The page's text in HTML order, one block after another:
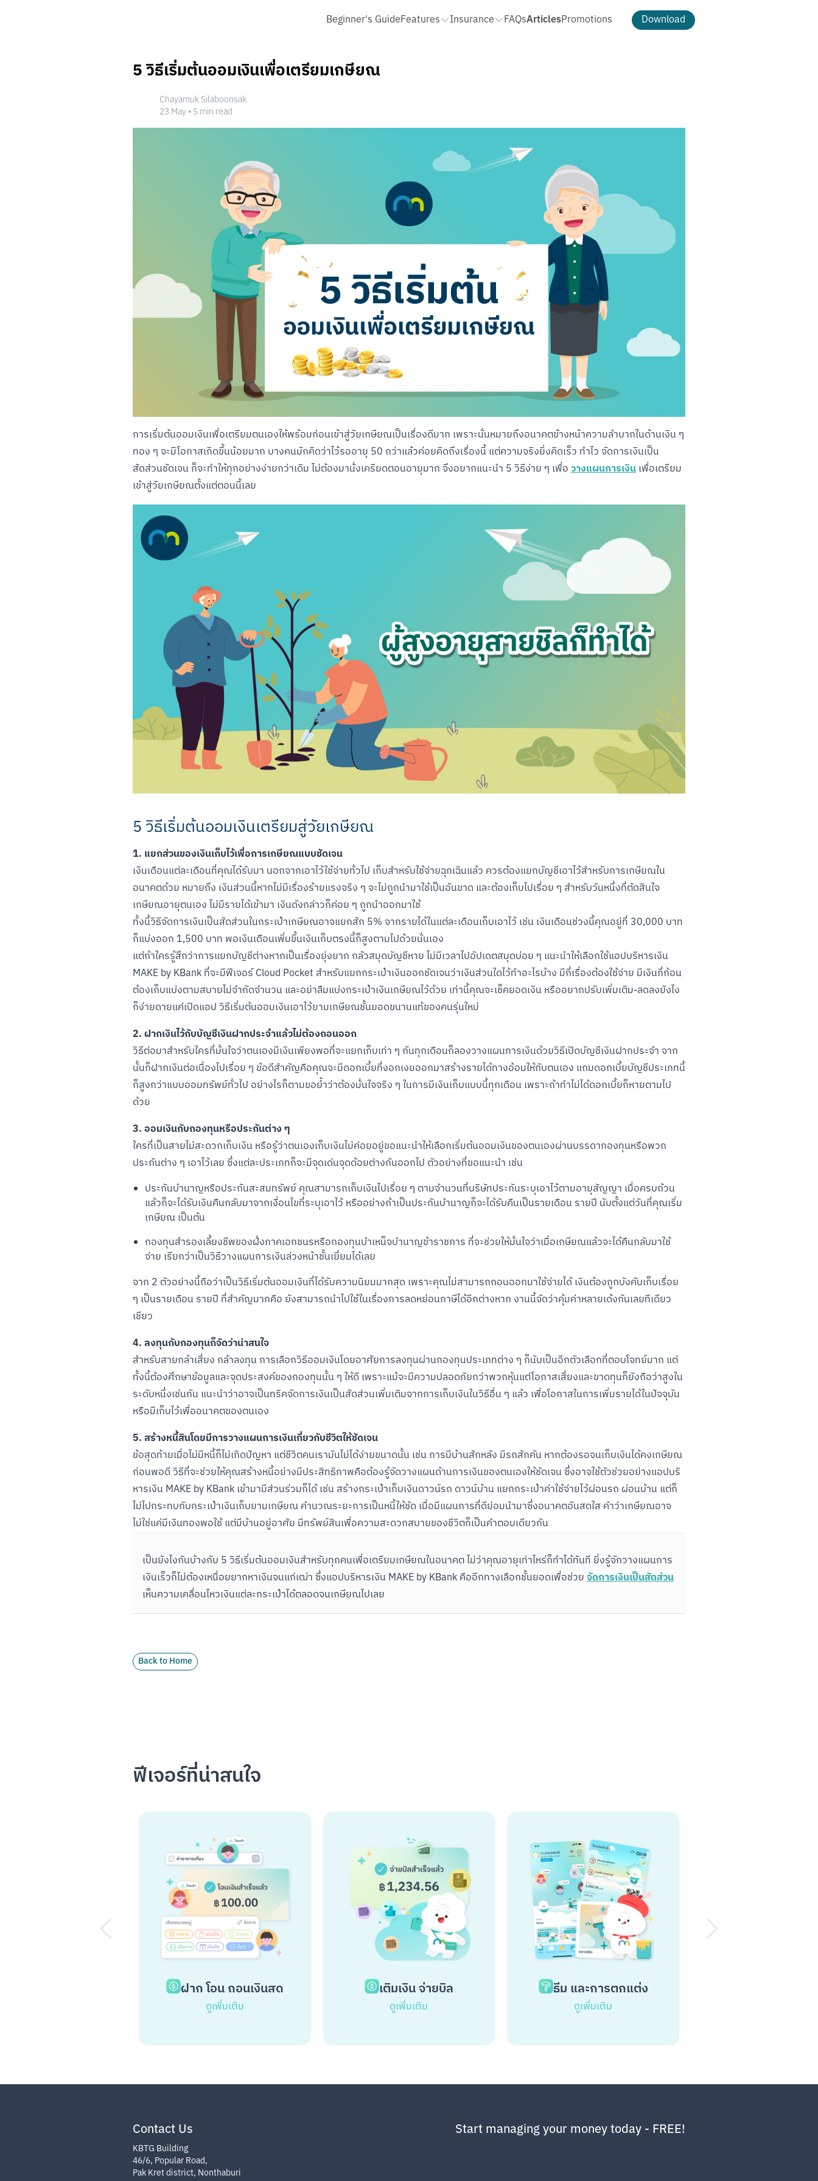
Beginner's GuideFeatures
CLOUD POCKET
วิธีสร้าง Cloud Pocket
วิธีการจัดลำดับ
วิธีการย้ายเงินเข้า
โฟลเดอร์จัด Cloud Pocket
ปรับแต่ง Cloud Pocket
ชวนเพื่อนเข้า Cloud Pocket
เจ้าของ: เรียกเก็บเงินสมาชิก
สมาชิก: จ่ายรายการเรียกเก็บเงิน
สมาชิก: ขอเบิกเงินเจ้าของ Cloud Pocket
เจ้าของ: จ่ายรายการขอเบิกเงิน
QR รับเงิน
เติมเงิน จ่ายบิล
เพิ่มเพื่อนจากรายการโอนเงิน
ปรับวงเงินการทำธุรกรรม
จัดการหมวดหมู่และการจัดหมวดหมู่อัตโนมัติ
ส่งออกไฟล์ CSV
MAKE More
ฟีเจอร์ทั้งหมด
Insurance
ประกันโรคร้ายแรง ไม่เคลมมีคืน
ประกันโรคร้ายแรง เลือกได้ตามใจ
FAQsArticlesPromotions Download
Scan to Download
5 วิธีเริ่มต้นออมเงินเพื่อเตรียมเกษียณ
Chayamuk Silaboonsak
23 May• 5min read
การเริ่มต้นออมเงินเพื่อเตรียมตนเองให้พร้อมก่อนเข้าสู่วัยเกษียณเป็นเรื่องดีมาก เพราะนั่นหมายถึงอนาคตข้างหน้าความลำบากในด้านเงิน ๆ
ทอง ๆ จะมีโอกาสเกิดขึ้นน้อยมาก บางคนมักคิดว่าไว้รออายุ 50 กว่าแล้วค่อยคิดถึงเรื่องนี้ แต่ความจริงยิ่งคิดเร็ว ทำไว จัดการเงินเป็น
สัดส่วนชัดเจน ก็จะทำให้ทุกอย่างง่ายกว่าเดิม ไม่ต้องมานั่งเครียดตอนอายุมาก จึงอยากแนะนำ 5 วิธีง่าย ๆ เพื่อ วางแผนการเงิน เพื่อเตรียม
เข้าสู่วัยเกษียณตั้งแต่ตอนนี้เลย
5 วิธีเริ่มต้นออมเงินเตรียมสู่วัยเกษียณ
1. แยกส่วนของเงินเก็บไว้เพื่อการเกษียณแบบชัดเจน
เงินเดือนแต่ละเดือนที่คุณได้รับมา นอกจากเอาไว้ใช้จ่ายทั่วไป เก็บสำหรับใช้จ่ายฉุกเฉินแล้ว ควรต้องแยกบัญชีเอาไว้สำหรับการเกษียณใน
อนาคตด้วย หมายถึง เงินส่วนนี้หากไม่มีเรื่องร้ายแรงจริง ๆ จะไม่ถูกนำมาใช้เป็นอันขาด และต้องเก็บไปเรื่อย ๆ สำหรับวันหนึ่งที่ตัดสินใจ
เกษียณอายุตนเอง ไม่มีรายได้เข้ามา เงินดังกล่าวก็ค่อย ๆ ถูกนำออกมาใช้
ทั้งนี้วิธีจัดการเงินเป็นสัดส่วนในกระเป๋าเกษียณอาจแยกสัก 5% จากรายได้ในแต่ละเดือนเก็บเอาไว้ เช่น เงินเดือนช่วงนี้คุณอยู่ที่ 30,000 บาท
ก็แบ่งออก 1,500 บาท พอเงินเดือนเพิ่มขึ้นเงินเก็บตรงนี้ก็สูงตามไปด้วยนั่นเอง
แต่ถ้าใครรู้สึกว่าการแยกบัญชีต่างหากเป็นเรื่องยุ่งยาก กลัวสมุดบัญชีหาย ไม่มีเวลาไปอัปเดตสมุดบ่อย ๆ แนะนำให้เลือกใช้แอปบริหารเงิน
MAKE by KBank ที่จะมีฟีเจอร์ Cloud Pocket สำหรับแยกกระเป๋าเงินออกชัดเจนว่าเงินส่วนใดไว้ทำอะไรบ้าง มีกี่เรื่องต้องใช้จ่าย มีเงินกี่ก้อน
ต้องเก็บแบ่งตามสบายไม่จำกัดจำนวน และอย่าลืมแบ่งกระเป๋าเงินเกษียณไว้ด้วย เท่านี้คุณจะเช็คยอดเงิน หรืออยากปรับเพิ่มเติม-ลดลงยังไง
ก็ง่ายดายแค่เปิดแอป วิธีเริ่มต้นออมเงินเอาไว้ยามเกษียณชั้นยอดขนานแท้ของคนรุ่นใหม่
2. ฝากเงินไว้กับบัญชีเงินฝากประจำแล้วไม่ต้องถอนออก
วิธีต่อมาสำหรับใครที่มั่นใจว่าตนเองมีเงินเพียงพอที่จะแยกเก็บเท่า ๆ กันทุกเดือนก็ลองวางแผนการเงินด้วยวิธีเปิดบัญชีเงินฝากประจำ จาก
นั้นก็ฝากเงินต่อเนื่องไปเรื่อย ๆ ข้อดีสำคัญคือคุณจะมีดอกเบี้ยที่งอกเงยออกมาสร้างรายได้ทางอ้อมให้กับตนเอง แถมดอกเบี้ยบัญชีประเภทนี้
ก็สูงกว่าแบบออมทรัพย์ทั่วไป อย่างไรก็ตามขอย้ำว่าต้องมั่นใจจริง ๆ ในการมีเงินเก็บแบบนี้ทุกเดือน เพราะถ้าทำไม่ได้ดอกเบี้ยก็หายตามไป
ด้วย
3. ออมเงินกับกองทุนหรือประกันต่าง ๆ
ใครที่เป็นสายไม่สะดวกเก็บเงิน หรือรู้ว่าตนเองเก็บเงินไม่ค่อยอยู่ขอแนะนำให้เลือกเริ่มต้นออมเงินของตนเองผ่านบรรดากองทุนหรือพวก
ประกันต่าง ๆ เอาไว้เลย ซึ่งแต่ละประเภทก็จะมีจุดเด่นจุดด้อยต่างกันออกไป ตัวอย่างที่ขอแนะนำ เช่น
ประกันบำนาญหรือประกันสะสมทรัพย์ คุณสามารถเก็บเงินไปเรื่อย ๆ ตามจำนวนที่บริษัทประกันระบุเอาไว้ตามอายุสัญญา เมื่อครบถ้วน
แล้วก็จะได้รับเงินคืนกลับมาจากเงื่อนไขที่ระบุเอาไว้ หรืออย่างถ้าเป็นประกันบำนาญก็จะได้รับคืนเป็นรายเดือน รายปี นับตั้งแต่วันที่คุณเริ่ม
เกษียณ เป็นต้น
กองทุนสำรองเลี้ยงชีพของฝั่งภาคเอกชนรหรือกองทุนบำเหน็จบำนาญข้าราชการ ที่จะช่วยให้มั่นใจว่าเมื่อเกษียณแล้วจะได้คืนกลับมาใช้
จ่าย เรียกว่าเป็นวิธีวางแผนการเงินล่วงหน้าชั้นเยี่ยมได้เลย
จาก 2 ตัวอย่างนี้ถือว่าเป็นวิธีเริ่มต้นออมเงินที่ได้รับความนิยมมากสุด เพราะคุณไม่สามารถถอนออกมาใช้จ่ายได้ เงินต้องถูกบังคับเก็บเรื่อย
ๆ เป็นรายเดือน รายปี ที่สำคัญมากคือ ยังสามารถนำไปใช้ในเรื่องการลดหย่อนภาษีได้อีกต่างหาก งานนี้จัดว่าคุ้มค่าหลายเด้งกันเลยทีเดียว
เชียว
4. ลงทุนกับกองทุนก็จัดว่าน่าสนใจ
สำหรับสายกล้าเสี่ยง กล้าลงทุน การเลือกวิธีออมเงินโดยอาศัยการลงทุนผ่านกองทุนประเภทต่าง ๆ ก็นับเป็นอีกตัวเลือกที่ตอบโจทย์มาก แต่
ทั้งนี้ต้องศึกษาข้อมูลและจุดประสงค์ของกองทุนนั้น ๆ ให้ดี เพราะแม้จะมีความปลอดภัยกว่าพวกหุ้นแต่โอกาสเสี่ยงและขาดทุนก็ยังถือว่าสูงใน
ระดับหนึ่งเช่นกัน แนะนำว่าอาจเป็นทริคจัดการเงินเป็นสัดส่วนเพิ่มเติมจากการเก็บเงินในวิธีอื่น ๆ แล้ว เพื่อโอกาสในการเพิ่มรายได้ในปัจจุบัน
หรือมีเก็บไว้เพื่ออนาคตของตนเอง
5. สร้างหนี้สินโดยมีการวางแผนการเงินเกี่ยวกับชีวิตให้ชัดเจน
ข้อสุดท้ายเมื่อไม่มีหนี้ก็ไม่เกิดปัญหา แต่ชีวิตคนเรามันไม่ได้ง่ายขนาดนั้น เช่น การมีบ้านสักหลัง มีรถสักคัน หากต้องรอจนเก็บเงินได้คงเกษียณ
ก่อนพอดี วิธีที่จะช่วยให้คุณสร้างหนี้อย่างมีประสิทธิภาพคือต้องรู้จัดวางแผนด้านการเงินของตนเองให้ชัดเจน ซึ่งอาจใช้ตัวช่วยอย่างแอปบริ
หารเงิน MAKE by KBank เข้ามามีส่วนร่วมก็ได้ เช่น สร้างกระเป๋าเก็บเงินดาวน์รถ ดาวน์บ้าน แยกกระเป๋าค่าใช้จ่ายไว้ผ่อนรถ ผ่อนบ้าน แต่ก็
ไม่ไปกระทบกับกระเป๋าเงินเก็บยามเกษียณ คำนวณระยะการเป็นหนี้ให้ชัด เมื่อมีแผนการที่ดีย่อมนำมาซึ่งอนาคตอันสดใส คำว่าเกษียณอาจ
ไม่ใช่แค่มีเงินทองพอใช้ แต่มีบ้านอยู่อาศัย มีทรัพย์สินเพื่อความสะดวกสบายของชีวิตก็เป็นคำตอบเดียวกัน
เป็นยังไงกันบ้างกับ 5 วิธีเริ่มต้นออมเงินสำหรับทุกคนเพื่อเตรียมเกษียณในอนาคต ไม่ว่าคุณอายุเท่าไหร่ก็ทำได้ทันที ยิ่งรู้จักวางแผนการ
เงินเร็วก็ไม่ต้องเหนื่อยยากหาเงินจนแก่เฒ่า ซึ่งแอปบริหารเงิน MAKE by KBank คืออีกทางเลือกชั้นยอดเพื่อช่วย จัดการเงินเป็นสัดส่วน
เห็นความเคลื่อนไหวเงินแต่ละกระเป๋าได้ตลอดจนเกษียณไปเลย
Back to Home
ฟีเจอร์ที่น่าสนใจ
ฝาก โอน ถอนเงินสด
ดูเพิ่มเติม
เติมเงิน จ่ายบิล
ดูเพิ่มเติม
ธีม และการตกแต่ง
ดูเพิ่มเติม
Contact Us
KBTG Building
46/6, Popular Road,
Pak Kret district, Nonthaburi
Start managingyour money today - FREE!